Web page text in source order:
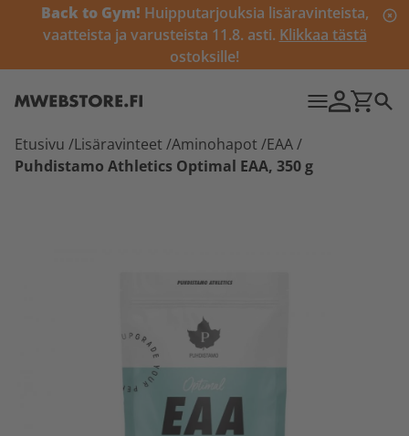
Back to Gym! Huipputarjouksia lisäravinteista,
vaatteista ja varusteista 11.8. asti. Klikkaa tästä
ostoksille!
Etusivu /Lisäravinteet /Aminohapot /EAA/
Puhdistamo Athletics Optimal EAA, 350 g